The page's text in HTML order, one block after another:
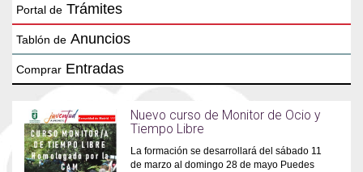
Portal de Trámites
Tablón de Anuncios
Comprar Entradas
Nuevo curso de Monitor de Ocio y
Tiempo Libre
La formación se desarrollará del sábado 11
de marzo al domingo 28 de mayo Puedes